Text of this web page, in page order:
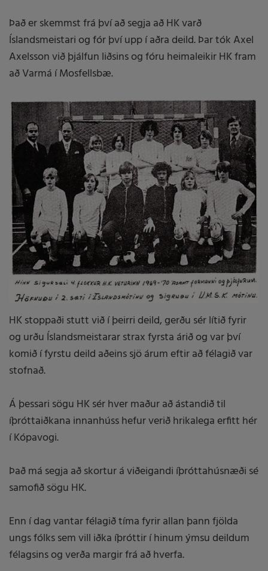
Það er skemmst frá því að segja að HK varð
Íslandsmeistari og fór því upp í aðra deild. Þar tók Axel
Axelsson við þjálfun liðsins og fóru heimaleikir HK fram
að Varmá í Mosfellsbæ.
HK stoppaði stutt við í þeirri deild, gerðu sér lítið fyrir
og urðu Íslandsmeistarar strax fyrsta árið og var því
komið í fyrstu deild aðeins sjö árum eftir að félagið var
stofnað.
Á þessari sögu HK sér hver maður að ástandið til
íþróttaiðkana innanhúss hefur verið hrikalega erfitt hér
í Kópavogi.
Það má segja að skortur á viðeigandi íþróttahúsnæði sé
samofið sögu HK.
Enn í dag vantar félagið tíma fyrir allan þann fjölda
ungs fólks sem vill iðka íþróttir í hinum ýmsu deildum
félagsins og verða margir frá að hverfa.